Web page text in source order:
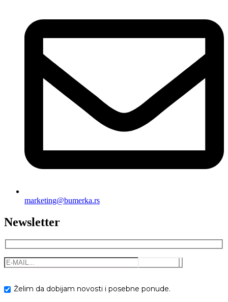
marketing@bumerka.rs
Newsletter
Želim da dobijam novosti i posebne ponude.